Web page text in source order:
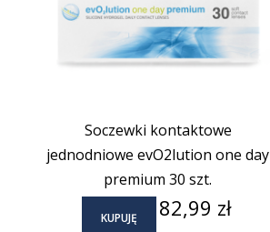
Soczewki kontaktowe
jednodniowe evO2lution one day
premium 30 szt.
KUPUJĘ Cena
82,99 zł